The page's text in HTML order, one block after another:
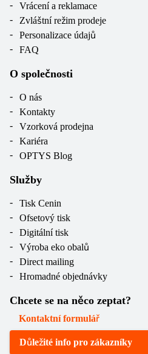
Vrácení a reklamace
Zvláštní režim prodeje
Personalizace údajů
FAQ
O společnosti
O nás
Kontakty
Vzorková prodejna
Kariéra
OPTYS Blog
Služby
Tisk Cenin
Ofsetový tisk
Digitální tisk
Výroba eko obalů
Direct mailing
Hromadné objednávky
Chcete se na něco zeptat?
Kontaktní formulář
Důležité info pro zákazníky